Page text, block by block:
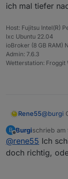
ich mal tiefer
Host: Fujitsu Intel(R)
lxc Ubuntu 22.04
ioBroker (8 GB RAM)
Admin: 7.6.3
Wetterstation: Froggit
Rene55@burgi
ich mal
B
Offline
Burgischrieb am
zuletzt
@rene55 Ich
doch richtig,